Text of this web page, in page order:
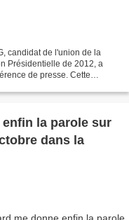
candidat de l'union de la
Présidentielle de 2012, a
de presse. Cette
la parole sur
dans la